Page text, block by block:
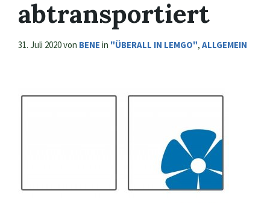
abtransportiert
31. Juli 2020von BENE in "ÜBERALL IN LEMGO", ALLGEMEIN